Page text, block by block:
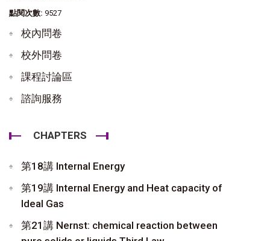
點閱次數: 9527
校內問卷
校外問卷
課程討論區
諮詢服務
CHAPTERS
第18講 Internal Energy
第19講 Internal Energy and Heat capacity of
Ideal Gas
第21講 Nernst: chemical reaction between